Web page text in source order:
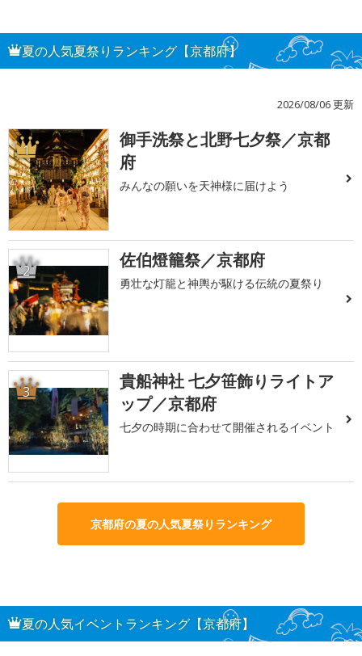
夏の人気夏祭りランキング【京都府】
2026/08/06 更新
1
御手洗祭と北野七夕祭／京都
府
みんなの願いを天神様に届けよう
2 佐伯燈籠祭／京都府
勇壮な灯籠と神輿が駆ける伝統の夏祭り
3
貴船神社 七夕笹飾りライトア
ップ／京都府
七夕の時期に合わせて開催されるイベント
京都府の夏の人気夏祭りランキング
夏の人気イベントランキング【京都府】